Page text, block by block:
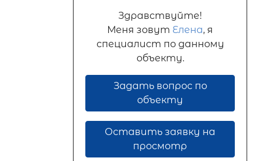
Здравствуйте!
Меня зовут Елена, я
специалист по данному
объекту.
Задать вопрос по
объекту
Оставить заявку на
просмотр